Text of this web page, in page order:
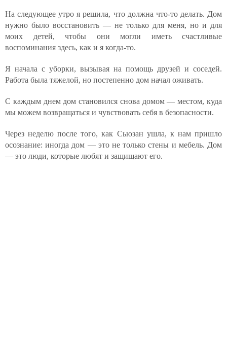
На следующее утро я решила, что должна что-то делать. Дом
нужно было восстановить — не только для меня, но и для
моих детей, чтобы они могли иметь счастливые
воспоминания здесь, как и я когда-то.
Я начала с уборки, вызывая на помощь друзей и соседей.
Работа была тяжелой, но постепенно дом начал оживать.
С каждым днем дом становился снова домом — местом, куда
мы можем возвращаться и чувствовать себя в безопасности.
Через неделю после того, как Сьюзан ушла, к нам пришло
осознание: иногда дом — это не только стены и мебель. Дом
— это люди, которые любят и защищают его.